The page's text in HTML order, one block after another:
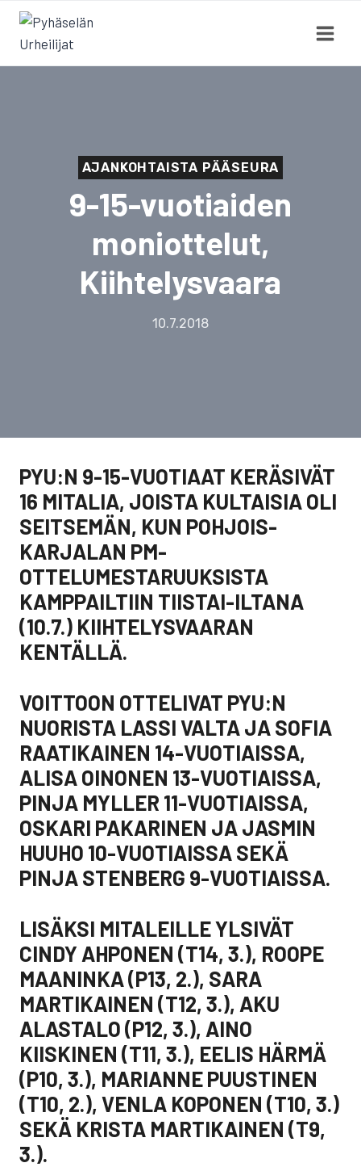
Siirry
sisältöön
AJANKOHTAISTA PÄÄSEURA
9-15-vuotiaiden
moniottelut,
Kiihtelysvaara
10.7.2018
PYU:N 9-15-VUOTIAAT KERÄSIVÄT
16 MITALIA, JOISTA KULTAISIA OLI
SEITSEMÄN, KUN POHJOIS-
KARJALAN PM-
OTTELUMESTARUUKSISTA
KAMPPAILTIIN TIISTAI-ILTANA
(10.7.) KIIHTELYSVAARAN
KENTÄLLÄ.
VOITTOON OTTELIVAT PYU:N
NUORISTA LASSI VALTA JA SOFIA
RAATIKAINEN 14-VUOTIAISSA,
ALISA OINONEN 13-VUOTIAISSA,
PINJA MYLLER 11-VUOTIAISSA,
OSKARI PAKARINEN JA JASMIN
HUUHO 10-VUOTIAISSA SEKÄ
PINJA STENBERG 9-VUOTIAISSA.
LISÄKSI MITALEILLE YLSIVÄT
CINDY AHPONEN (T14, 3.), ROOPE
MAANINKA (P13, 2.), SARA
MARTIKAINEN (T12, 3.), AKU
ALASTALO (P12, 3.), AINO
KIISKINEN (T11, 3.), EELIS HÄRMÄ
(P10, 3.), MARIANNE PUUSTINEN
(T10, 2.), VENLA KOPONEN (T10, 3.)
SEKÄ KRISTA MARTIKAINEN (T9,
3.).